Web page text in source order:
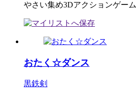
やさい集め3Dアクションゲーム
おたく☆ダンス
黒鉄剣